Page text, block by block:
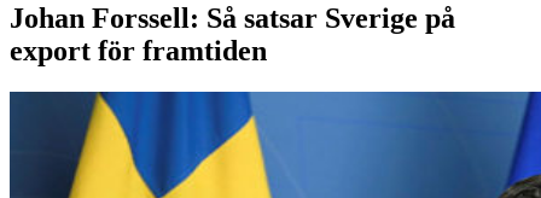
Johan Forssell: Så satsar Sverige på
export för framtiden